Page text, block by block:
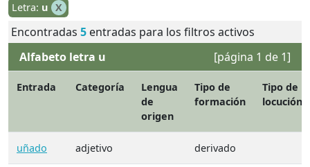
Letra: u X
Encontradas 5 entradas para los filtros activos
Alfabeto letra u
[página 1 de 1]
Entrada Categoría
Lengua
de
origen
Tipo de
formación
Tipo de
locución
uñado adjetivo derivado